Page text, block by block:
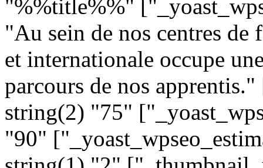
"%%title%%"
"Au sein de nos centres
et internationale occupe
parcours de nos
string(2) "75"
"90"